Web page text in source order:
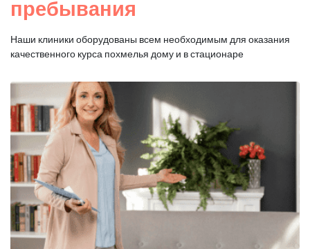
пребывания
Наши клиники оборудованы всем необходимым для оказания
качественного курса похмелья дому и в стационаре